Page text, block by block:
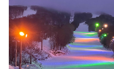
お知らせ
よくあるご質問
商品保証
サポートデスク